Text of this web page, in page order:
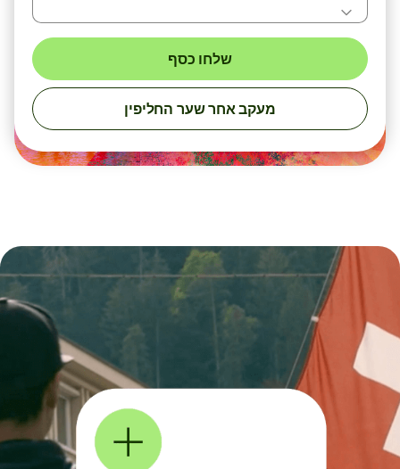
שלחו כסף
מעקב אחר שער החליפין